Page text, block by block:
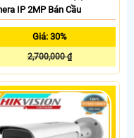
IP 2MP Bán Cầu
Giá: 30%
2,700,000 ₫